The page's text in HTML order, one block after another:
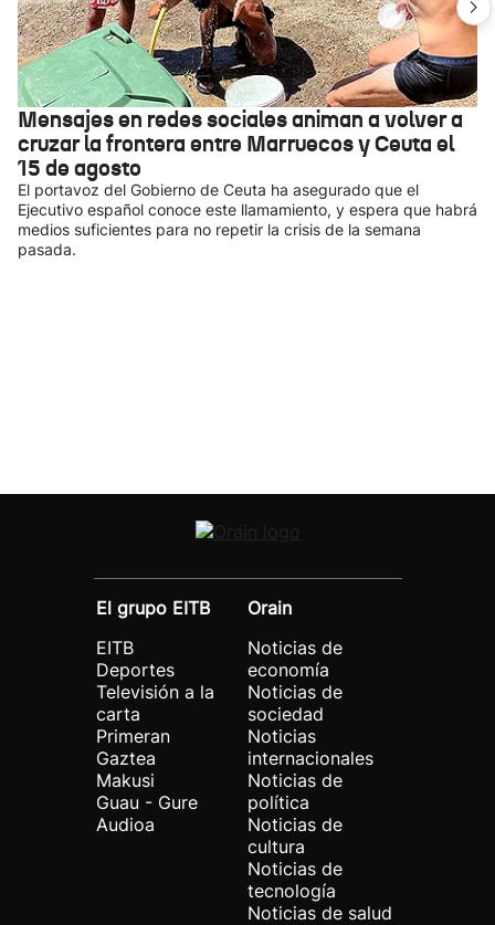
Mensajes en redes sociales animan a volver a
cruzar la frontera entre Marruecos y Ceuta el
15 de agosto
El portavoz del Gobierno de Ceuta ha asegurado que el
Ejecutivo español conoce este llamamiento, y espera que habrá
medios suficientes para no repetir la crisis de la semana
pasada.
El grupo EITB
EITB
Deportes
Televisión a la
carta
Primeran
Gaztea
Makusi
Guau - Gure
Audioa
Orain
Noticias de
economía
Noticias de
sociedad
Noticias
internacionales
Noticias de
política
Noticias de
cultura
Noticias de
tecnología
Noticias de salud